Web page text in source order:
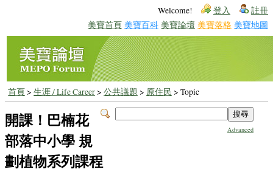
Welcome! 登入 註冊
美寶首頁 美寶百科 美寶論壇 美寶落格 美寶地圖
首頁> 生涯 / Life Career> 公共議題 > 原住民 > Topic
Advanced
開課！巴楠花
部落中小學 規
劃植物系列課程